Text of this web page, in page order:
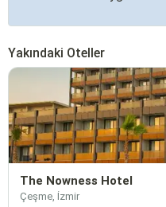
Yakındaki Oteller
The Nowness Hotel
Çeşme, İzmir